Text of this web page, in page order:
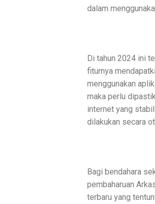
dalam
Di tahun 2024 ini
fiturnya
menggunakan
maka perlu
internet yang
dilakukan secara
Bagi bendahara
pembaharuan
terbaru yang